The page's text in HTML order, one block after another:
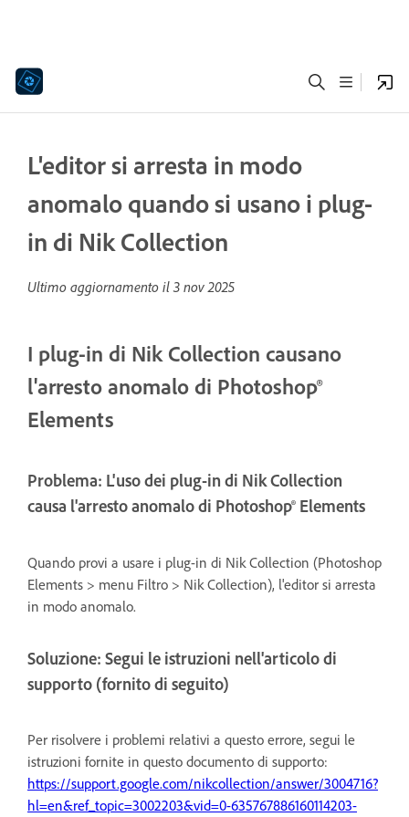
L'editor si arresta in modo
anomalo quando si usano i plug-
in di Nik Collection
Ultimo aggiornamento il 3 nov 2025
I plug-in di Nik Collection causano
l'arresto anomalo di Photoshop®
Elements
Problema: L'uso dei plug-in di Nik Collection
causa l'arresto anomalo di Photoshop® Elements
Quando provi a usare i plug-in di Nik Collection (Photoshop
Elements > menu Filtro > Nik Collection), l'editor si arresta
in modo anomalo.
Soluzione: Segui le istruzioni nell'articolo di
supporto (fornito di seguito)
Per risolvere i problemi relativi a questo errore, segui le
istruzioni fornite in questo documento di supporto:
https://support.google.com/nikcollection/answer/3004716?
hl=en&ref_topic=3002203&vid=0-635767886160114203-